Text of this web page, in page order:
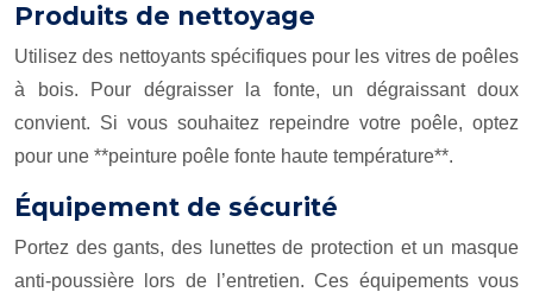
Produits de nettoyage
Utilisez des nettoyants spécifiques pour les vitres de poêles
à bois. Pour dégraisser la fonte, un dégraissant doux
convient. Si vous souhaitez repeindre votre poêle, optez
pour une **peinture poêle fonte haute température**.
Équipement de sécurité
Portez des gants, des lunettes de protection et un masque
anti-poussière lors de l’entretien. Ces équipements vous